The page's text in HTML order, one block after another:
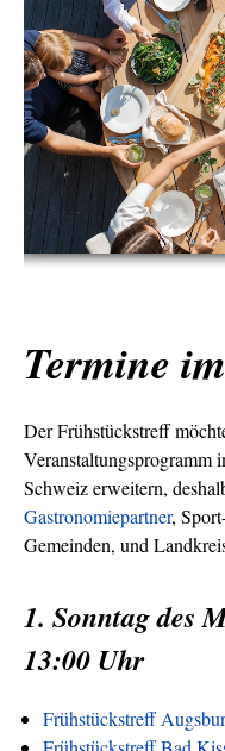
Termine
Der Frühstückstreff
Veranstaltungsprogramm
Schweiz erweitern,
Gastronomiepartner,
Gemeinden, und
1. Sonntag des
13:00 Uhr
Frühstückstreff